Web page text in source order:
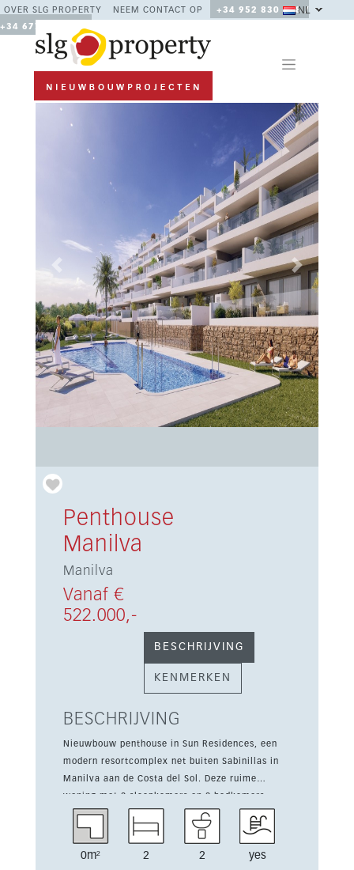
OVER SLG PROPERTY NEEM CONTACT OP
+34 952 830 378 /
+34 677 670 480
NL
Previous Next
Penthouse
Manilva
Manilva
Vanaf €
522.000,-
BESCHRIJVING
KENMERKEN
BESCHRIJVING
Nieuwbouw penthouse in Sun Residences, een
modern resortcomplex net buiten Sabinillas in
Manilva aan de Costa del Sol. Deze ruime
woning met 2 slaapkamers en 2 badkamers
biedt 102 m² woonoppervlak en een terras van
25 m², met een zuidgerichte ligging en zeezicht.
0m² 2 2 yes